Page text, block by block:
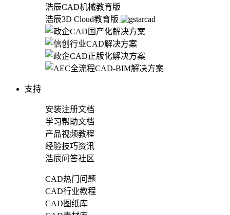
浩辰CAD机械教育版
浩辰3D Cloud教育版
支持
安装注册文档
学习帮助文档
产品视频教程
经验技巧资讯
浩辰问答社区
CAD热门问题
CAD行业教程
CAD图纸库